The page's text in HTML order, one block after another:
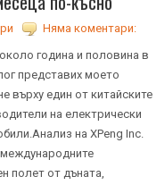
Няма коментари:
година и половина в
представих моето
върху един от китайските
на електрически
на XPeng Inc.
полет от дъната,